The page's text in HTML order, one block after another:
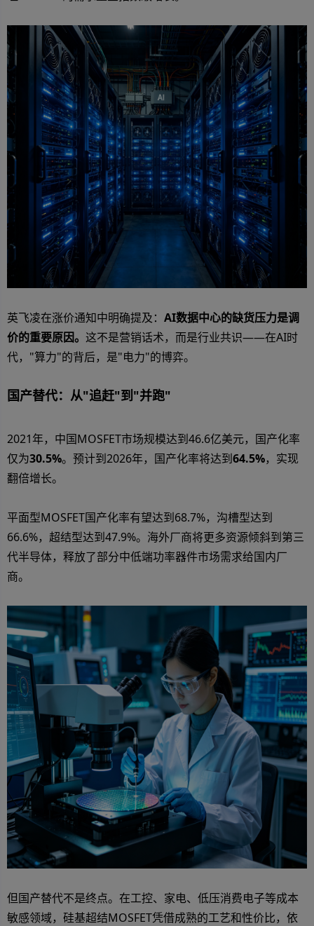
英飞凌在涨价通知中明确提及： AI数据中心的缺货压力是调
价的重要原因。 这不是营销话术，而是行业共识——在AI时
代，"算力"的背后，是"电力"的博弈。
国产替代：从"追赶"到"并跑"
2021年，中国MOSFET市场规模达到46.6亿美元，国产化率
仅为30.5%。预计到2026年，国产化率将达到64.5%，实现
翻倍增长。
平面型MOSFET国产化率有望达到68.7%，沟槽型达到
66.6%，超结型达到47.9%。海外厂商将更多资源倾斜到第三
代半导体，释放了部分中低端功率器件市场需求给国内厂
商。
但国产替代不是终点。在工控、家电、低压消费电子等成本
敏感领域，硅基超结MOSFET凭借成熟的工艺和性价比，依